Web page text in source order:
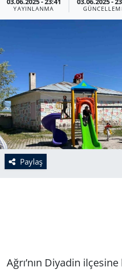
YAYINLANMA
Paylaş
Ağrı’nın Diyadin